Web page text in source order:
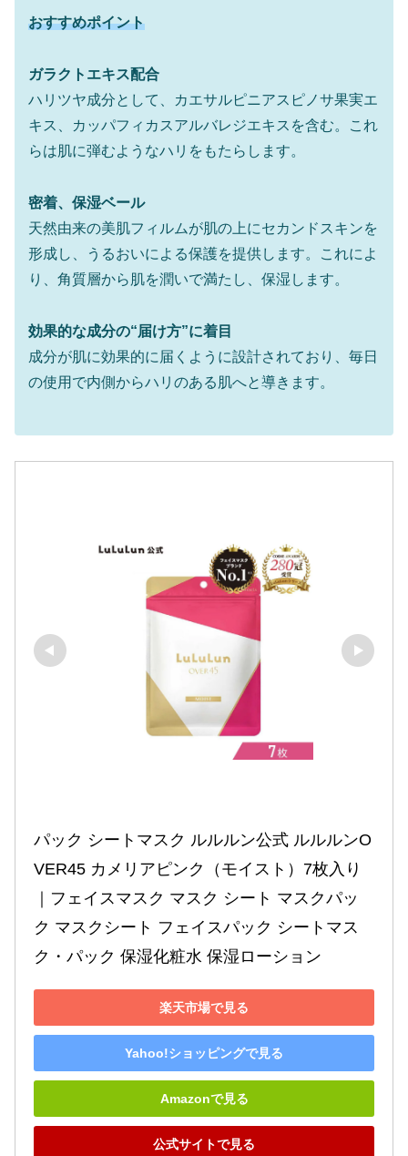
おすすめポイント
ガラクトエキス配合
ハリツヤ成分として、カエサルピニアスピノサ果実エ
キス、カッパフィカスアルバレジエキスを含む。これ
らは肌に弾むようなハリをもたらします。
密着、保湿ベール
天然由来の美肌フィルムが肌の上にセカンドスキンを
形成し、うるおいによる保護を提供します。これによ
り、角質層から肌を潤いで満たし、保湿します。
効果的な成分の“届け方”に着目
成分が肌に効果的に届くように設計されており、毎日
の使用で内側からハリのある肌へと導きます。
パック シートマスク ルルルン公式 ルルルンO
VER45 カメリアピンク（モイスト）7枚入り
｜フェイスマスク マスク シート マスクパッ
ク マスクシート フェイスパック シートマス
ク・パック 保湿化粧水 保湿ローション
楽天市場で見る
Yahoo!ショッピングで見る
Amazonで見る
公式サイトで見る